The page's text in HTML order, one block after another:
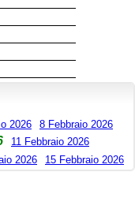
2026
8 Febbraio 2026
11 Febbraio 2026
2026 15 Febbraio 2026